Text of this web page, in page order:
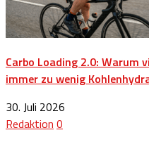
Carbo Loading 2.0: Warum
immer zu wenig
30. Juli 2026
Redaktion 0